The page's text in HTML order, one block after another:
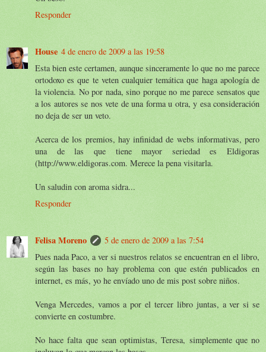
Responder
House 4 de enero de 2009 a las 19:58
Esta bien este certamen, aunque sinceramente lo que no me parece
ortodoxo es que te veten cualquier temática que haga apología de
la violencia. No por nada, sino porque no me parece sensatos que
a los autores se nos vete de una forma u otra, y esa consideración
no deja de ser un veto.
Acerca de los premios, hay infinidad de webs informativas, pero
una de las que tiene mayor seriedad es Eldigoras
(http://www.eldigoras.com. Merece la pena visitarla.
Un saludin con aroma sidra...
Responder
Felisa Moreno
5 de enero de 2009 a las 7:54
Pues nada Paco, a ver si nuestros relatos se encuentran en el libro,
según las bases no hay problema con que estén publicados en
internet, es más, yo he envíado uno de mis post sobre niños.
Venga Mercedes, vamos a por el tercer libro juntas, a ver si se
convierte en costumbre.
No hace falta que sean optimistas, Teresa, simplemente que no